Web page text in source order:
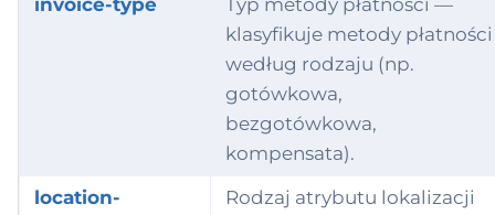
invoice-type
Typ metody płatności —
klasyfikuje metody płatności
według rodzaju (np.
gotówkowa,
bezgotówkowa,
kompensata).
location-
Rodzaj atrybutu lokalizacji